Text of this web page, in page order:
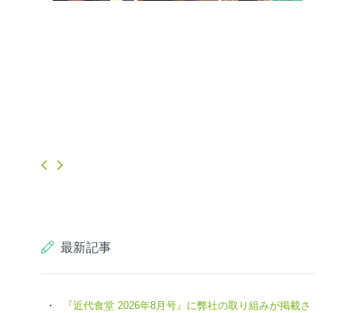
最新記事
『近代食堂 2026年8月号』に弊社の取り組みが掲載さ